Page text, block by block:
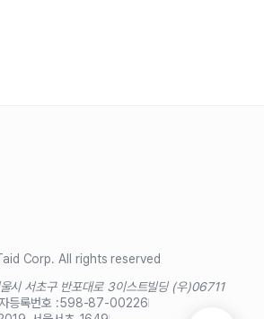
Corp. All rights reserved
시 서초구 반포대로 3이스트빌딩 (우)06711
등록번호 :598-87-00226